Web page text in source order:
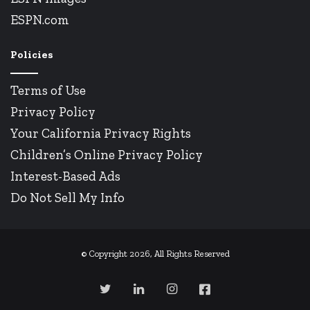
ESPN.com
Policies
Terms of Use
Privacy Policy
Your California Privacy Rights
Children’s Online Privacy Policy
Interest-Based Ads
Do Not Sell My Info
© Copyright 2026, All Rights Reserved
TwitterLinkedinInstagramFacebook